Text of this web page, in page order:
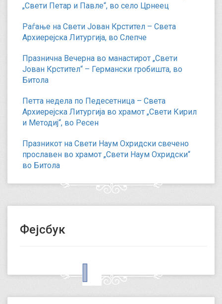
„Свети Петар и Павле“, во село Црнеец
Раѓање на Свети Јован Крстител – Света
Архиерејска Литургија, во Слепче
Празнична Вечерна во манастирот „Свети
Јован Крстител“ – Германски гробишта, во
Битола
Петта недела по Педесетница – Света
Архиерејска Литургија во храмот „Свети Кирил
и Методиј“, во Ресен
Празникот на Свети Наум Охридски свечено
прославен во храмот „Свети Наум Охридски“
во Битола
Фејсбук